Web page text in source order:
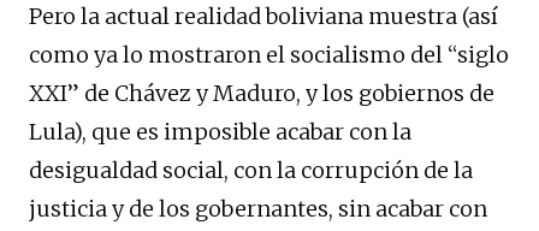
Pero la actual realidad boliviana muestra (así
como ya lo mostraron el socialismo del “siglo
XXI” de Chávez y Maduro, y los gobiernos de
Lula), que es imposible acabar con la
desigualdad social, con la corrupción de la
justicia y de los gobernantes, sin acabar con